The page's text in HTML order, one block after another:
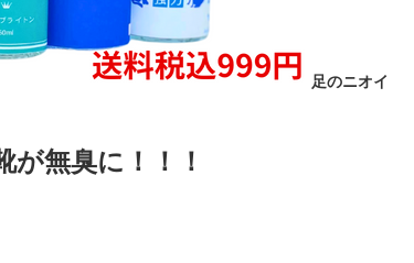
足のニオイ
無臭に！！！